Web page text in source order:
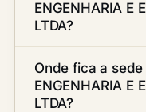
ENGENHARIA E
LTDA?
Onde fica a sede
ENGENHARIA E
LTDA?